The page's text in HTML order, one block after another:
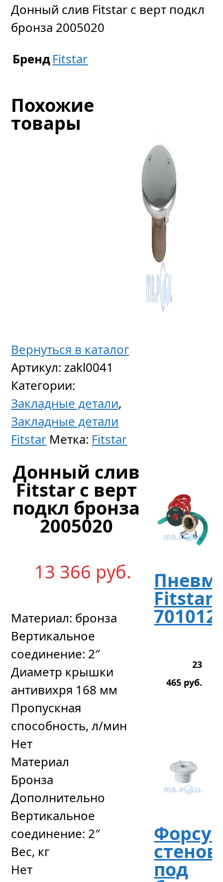
Донный слив Fitstar с верт подкл
бронза 2005020
Вернуться в каталог
Артикул: zakl0041
Категории:
Закладные детали,
Закладные детали
Fitstar Метка: Fitstar
Донный слив
Fitstar с верт
подкл бронза
2005020
13 366 руб.
Материал: бронза
Вертикальное
соединение: 2″
Диаметр крышки
антивихря 168 мм
Пропускная
способность, л/мин
Нет
Материал
Бронза
Дополнительно
Вертикальное
соединение: 2″
Вес, кг
Нет
БрендFitstar
Похожие
товары
под
бетон
Fitstar
23
465 руб.
под